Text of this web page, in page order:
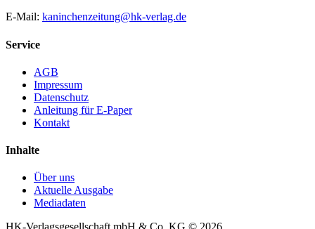
E-Mail: kaninchenzeitung@hk-verlag.de
Service
AGB
Impressum
Datenschutz
Anleitung für E-Paper
Kontakt
Inhalte
Über uns
Aktuelle Ausgabe
Mediadaten